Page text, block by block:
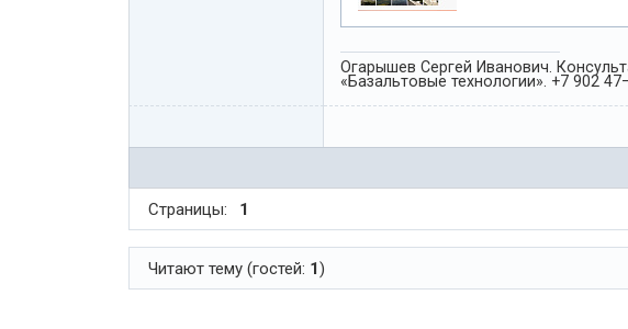
Огарышев Сергей Иванович.
«Базальтовые технологии». +7 902
Страницы: 1
Читают тему (гостей: 1)